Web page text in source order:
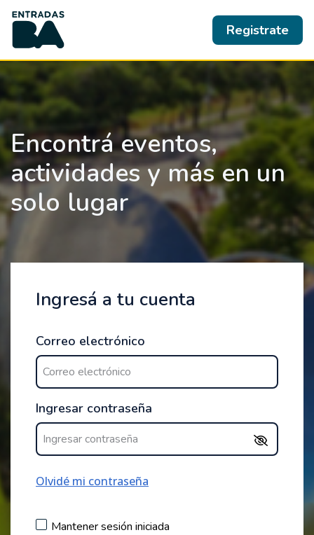
Registrate
Encontrá eventos,
actividades y más en un
solo lugar
Ingresá a tu cuenta
Correo electrónico
Ingresar contraseña
Olvidé mi contraseña
Mantener sesión iniciada